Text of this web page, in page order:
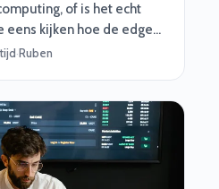
of is het echt
eens kijken hoe de edge-
edge zinvol is en
·Ruben